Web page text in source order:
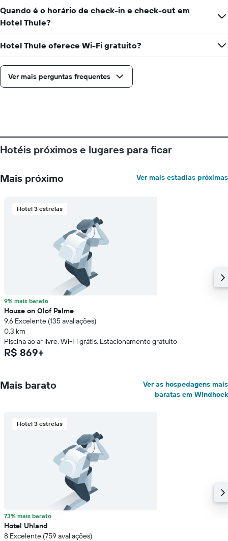
Quando é o horário de check-in e check-out em
Hotel Thule?
Hotel Thule oferece Wi-Fi gratuito?
Ver mais perguntas frequentes
Hotéis próximos e lugares para ficar
Mais próximo Ver mais estadias próximas
Hotel 3 estrelas
9% mais barato
House on Olof Palme
9.6 Excelente (135 avaliações)
0,3 km
Piscina ao ar livre, Wi-Fi grátis, Estacionamento gratuito
R$ 869+
Mais barato
Ver as hospedagens mais
baratas em Windhoek
Hotel 3 estrelas
73% mais barato
Hotel Uhland
8 Excelente (759 avaliações)